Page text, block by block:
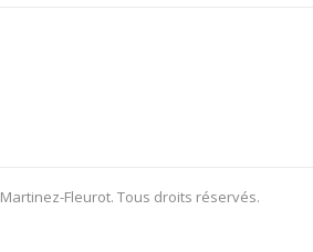
Fleurot. Tous droits réservés.